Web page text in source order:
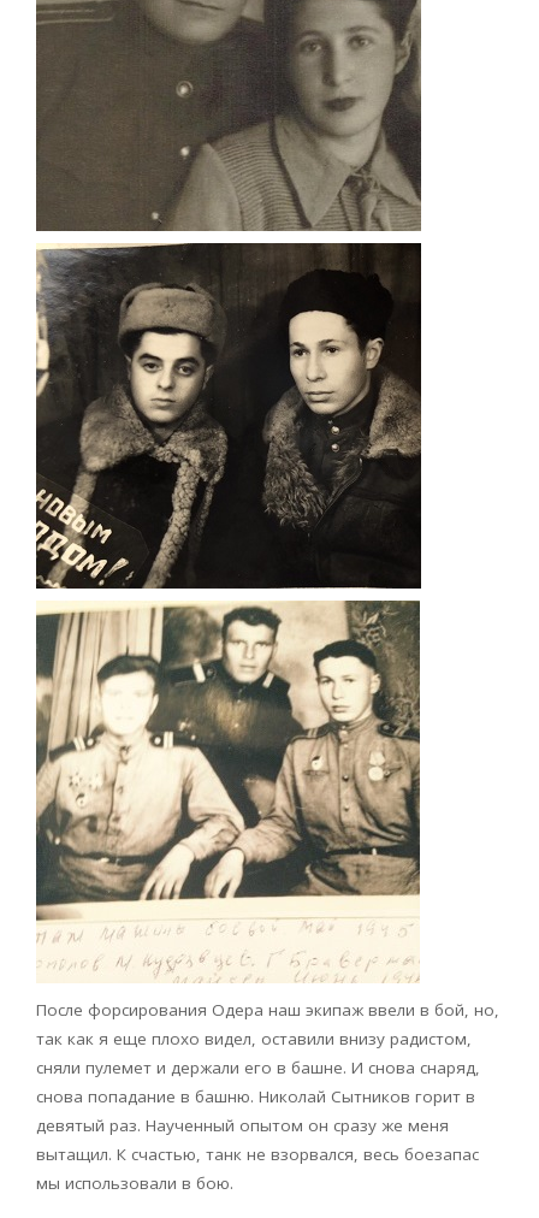
После форсирования Одера наш экипаж ввели в бой, но,
так как я еще плохо видел, оставили внизу радистом,
сняли пулемет и держали его в башне. И снова снаряд,
снова попадание в башню. Николай Сытников горит в
девятый раз. Наученный опытом он сразу же меня
вытащил. К счастью, танк не взорвался, весь боезапас
мы использовали в бою.